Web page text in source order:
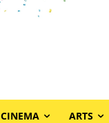
CINEMA ARTS